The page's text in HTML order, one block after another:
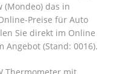
(Mondeo) das in
Preise für Auto
Sie direkt im Online
Angebot (Stand: 0016).